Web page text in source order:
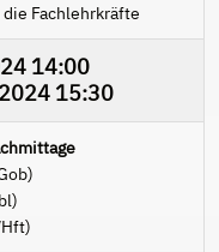
Fachlehrkräfte
14:00
15:30